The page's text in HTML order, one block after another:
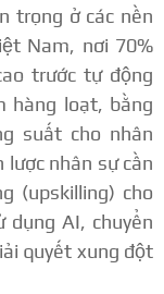
trọng ở các nền
Nam, nơi 70%
trước tự động
hàng loạt, bằng
suất cho nhân
lược nhân sự cần
(upskilling) cho
dụng AI, chuyển
quyết xung đột